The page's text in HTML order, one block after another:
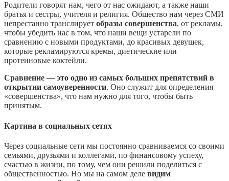
Родители говорят нам, чего от нас ожидают, а также наши
братья и сестры, учителя и религия. Общество нам через СМИ
непрестанно транслирует образы совершенства, от рекламы,
чтобы убедить нас в том, что наши вещи устарели по
сравнению с новыми продуктами, до красивых девушек,
которые рекламируются кремы, диетические или
протеиновые коктейли.
Сравнение — это одно из самых больших препятствий в
открытии самоуверенности. Оно служит для определения
«совершенства», что нам нужно для того, чтобы быть
принятым.
Картина в социальных сетях
Через социальные сети мы постоянно сравниваемся со своими
семьями, друзьями и коллегами, по финансовому успеху,
счастью в жизни, по тому, чем они решили поделиться с
общественностью. Но мы на самом деле видим